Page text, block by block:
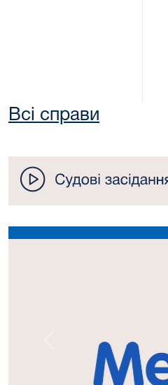
Всі справи
Попередній